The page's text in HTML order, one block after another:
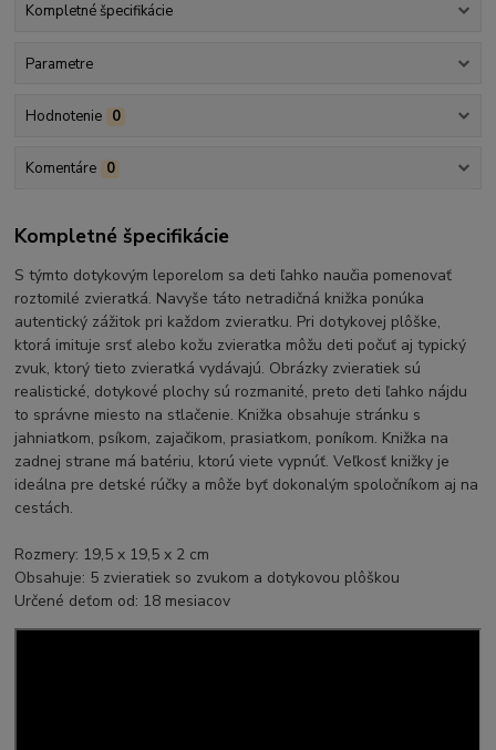
Kompletné špecifikácie
Parametre
Hodnotenie 0
Komentáre 0
Kompletné špecifikácie
S týmto dotykovým leporelom sa deti ľahko naučia pomenovať
roztomilé zvieratká. Navyše táto netradičná knižka ponúka
autentický zážitok pri každom zvieratku. Pri dotykovej plôške,
ktorá imituje srsť alebo kožu zvieratka môžu deti počuť aj typický
zvuk, ktorý tieto zvieratká vydávajú. Obrázky zvieratiek sú
realistické, dotykové plochy sú rozmanité, preto deti ľahko nájdu
to správne miesto na stlačenie. Knižka obsahuje stránku s
jahniatkom, psíkom, zajačikom, prasiatkom, poníkom. Knižka na
zadnej strane má batériu, ktorú viete vypnúť. Veľkosť knižky je
ideálna pre detské rúčky a môže byť dokonalým spoločníkom aj na
cestách.
Rozmery: 19,5 x 19,5 x 2 cm
Obsahuje: 5 zvieratiek so zvukom a dotykovou plôškou
Určené deťom od: 18 mesiacov